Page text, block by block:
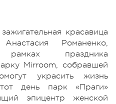
красавица
Романенкo,
праздника
Mirroom, собравшей
украсить жизнь
день парк «Праги»
эпицентр женской